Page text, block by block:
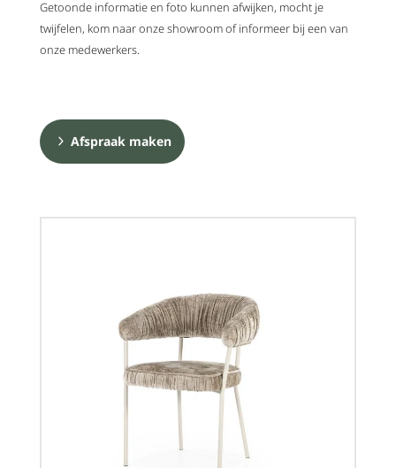
Getoonde informatie en foto kunnen afwijken, mocht je
twijfelen, kom naar onze showroom of informeer bij een van
onze medewerkers.
Afspraak maken